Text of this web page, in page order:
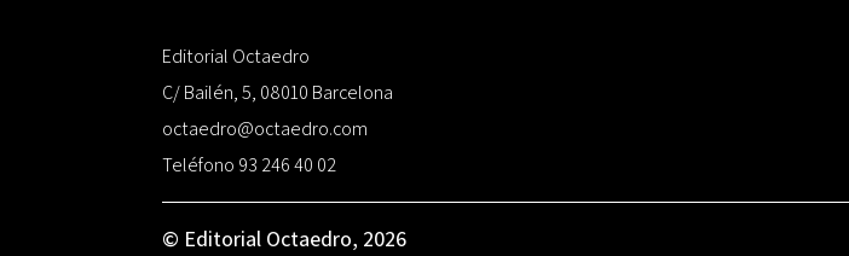
Editorial Octaedro
C/ Bailén, 5, 08010 Barcelona
octaedro@octaedro.com
Teléfono 93 246 40 02
© Editorial Octaedro, 2026